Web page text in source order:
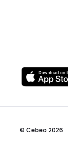
© Cebeo 2026